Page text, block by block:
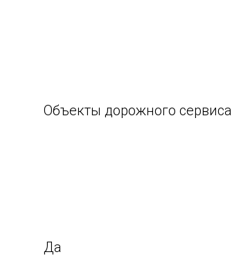
Объекты дорожного сервиса
Да